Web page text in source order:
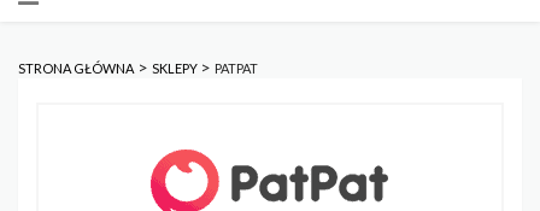
STRONA GŁÓWNA > SKLEPY > PATPAT